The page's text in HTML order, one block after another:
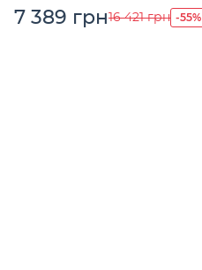
7 389 грн16 421 грн -55%